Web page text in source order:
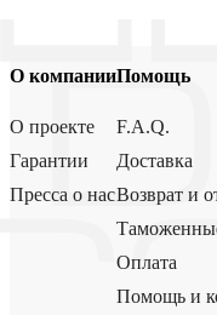
О компании
О проекте
Гарантии
Пресса о нас
Помощь
F.A.Q.
Доставка
Возврат и
Оплата
Помощь и